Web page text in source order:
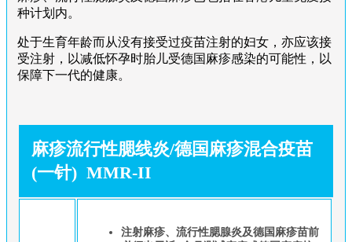
种计划内。
处于生育年龄而从没有接受过疫苗注射的妇女，亦应该接
受注射，以减低怀孕时胎儿受德国麻疹感染的可能性，以
保障下一代的健康。
麻疹流行性腮线炎/德国麻疹混合疫苗
(一针) MMR-II
注射麻疹、流行性腮腺炎及德国麻疹苗前